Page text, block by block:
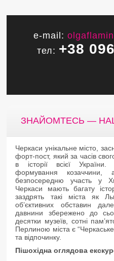
e-mail:
тел: +38
ЗНАЙОМТЕСЬ —
Черкаси унікальне місто,
форт-пост, який за часів
в історії всієї
формування
безпосередню участь у
Черкаси мають багату
заздрять такі міста як
об’єктивних обставин
давнини збережено до
десятки музеїв, сотні
Перлиною міста є
та відпочинку.
Пішохіднаоглядова